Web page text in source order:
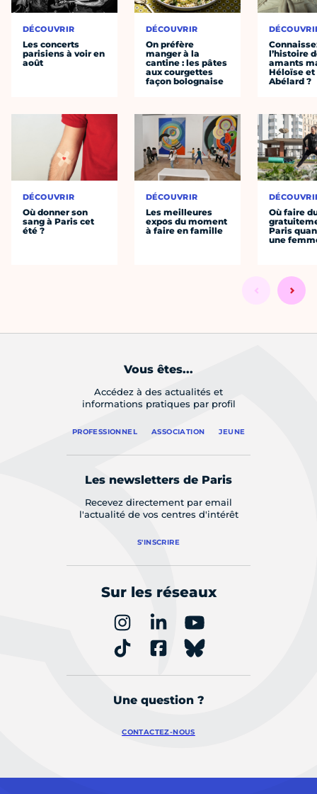
DÉCOUVRIR
Les concerts
parisiens à voir en
août
DÉCOUVRIR
Où donner son
sang à Paris cet
été ?
DÉCOUVRIR
On préfère
manger à la
cantine : les pâtes
aux courgettes
façon bolognaise
DÉCOUVRIR
Les meilleures
expos du moment
à faire en famille
l’histoire
amants
Héloïse et
Abélard ?
Où faire
Paris
une
Vous êtes...
Accédez à des actualités et
informations pratiques par profil
PROFESSIONNEL ASSOCIATION JEUNE
Les newsletters de Paris
Recevez directement par email
l'actualité de vos centres d'intérêt
S'INSCRIRE
Sur les réseaux
Une question ?
CONTACTEZ-NOUS